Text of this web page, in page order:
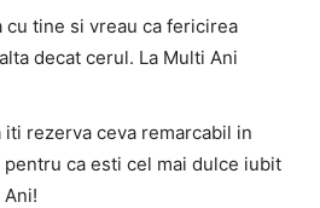
cu tine si vreau ca fericirea
decat cerul. La Multi Ani
rezerva ceva remarcabil in
ca esti cel mai dulce iubit